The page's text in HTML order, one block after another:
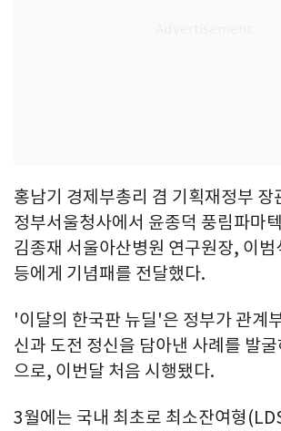
홍남기 경제부총리 겸 기획재정부 장
정부서울청사에서 윤종덕 풍림파마
김종재 서울아산병원 연구원장, 이
등에게 기념패를 전달했다.
'이달의 한국판 뉴딜'은 정부가 관계
신과 도전 정신을 담아낸 사례를 발
으로, 이번달 처음 시행됐다.
3월에는 국내 최초로 최소잔여형